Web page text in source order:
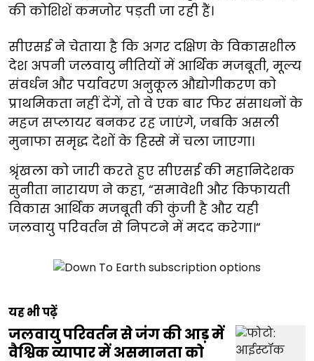
की कोशिशें कमजोर पड़ती जा रही हैं।
सीएसई ने चेताया है कि अगर दक्षिण के विकासशील
देश अपनी जलवायु नीतियों में आर्थिक मजबूती, मूल्य
संवर्धन और पर्यावरण अनुकूल औद्योगीकरण को
प्राथमिकता नहीं देंगें, तो वे एक बार फिर संसाधनों के
महज सप्लायर बनकर रह जाएंगे, जबकि असली
मुनाफा समृद्ध देशों के हिस्से में चला जाएगा।
श्रृंखला को जारी करते हुए सीएसई की महानिदेशक
सुनीता नारायण ने कहा, “समावेशी और किफायती
विकास आर्थिक मजबूती की कुंजी है और यही
जलवायु परिवर्तन से निपटने में मदद करेगा।“
यह भी पढ़ें
जलवायु परिवर्तन से जंग की आड़ में
वैश्विक व्यापार में असमानता को